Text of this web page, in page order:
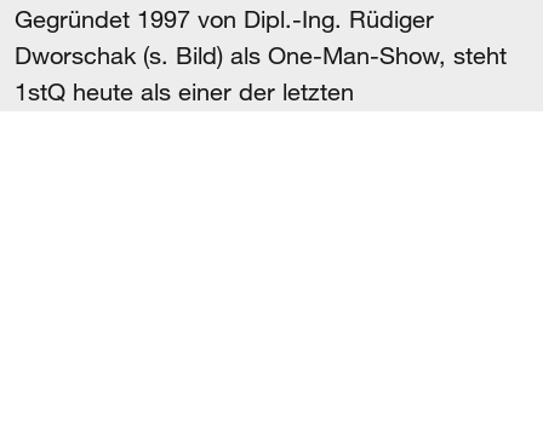
Gegründet 1997 von Dipl.-Ing. Rüdiger
Dworschak (s. Bild) als One-Man-Show, steht
1stQ heute als einer der letzten